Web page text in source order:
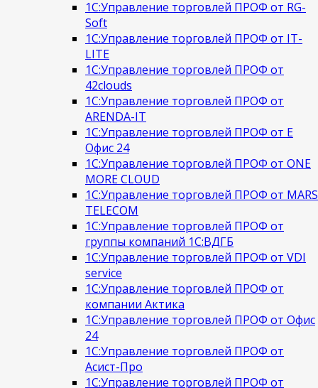
1С:Управление торговлей ПРОФ от RG-
Soft
1С:Управление торговлей ПРОФ от IT-
LITE
1С:Управление торговлей ПРОФ от
42clouds
1С:Управление торговлей ПРОФ от
ARENDA-IT
1С:Управление торговлей ПРОФ от Е
Офис 24
1С:Управление торговлей ПРОФ от ONE
MORE CLOUD
1С:Управление торговлей ПРОФ от MARS
TELECOM
1С:Управление торговлей ПРОФ от
группы компаний 1С:ВДГБ
1С:Управление торговлей ПРОФ от VDI
service
1С:Управление торговлей ПРОФ от
компании Актика
1С:Управление торговлей ПРОФ от Офис
24
1С:Управление торговлей ПРОФ от
Асист-Про
1С:Управление торговлей ПРОФ от